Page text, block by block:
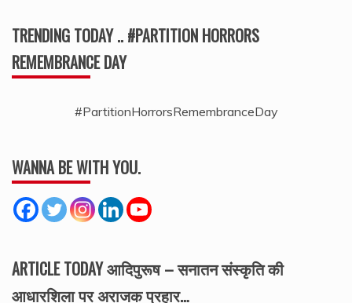
TRENDING TODAY .. #PARTITION HORRORS
REMEMBRANCE DAY
#PartitionHorrorsRemembranceDay
WANNA BE WITH YOU.
ARTICLE TODAY आदिपुरूष – सनातन संस्कृति की
आधारशिला पर अराजक प्रहार…